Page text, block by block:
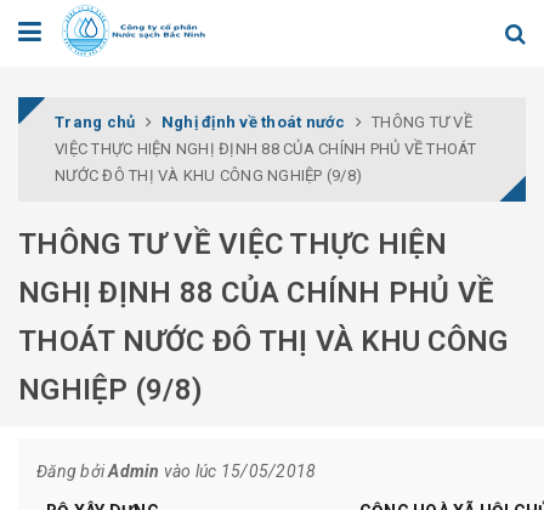
Trang chủ Nghị định về thoát nước
THÔNG TƯ VỀ
VIỆC THỰC HIỆN NGHỊ ĐỊNH 88 CỦA CHÍNH PHỦ VỀ THOÁT
NƯỚC ĐÔ THỊ VÀ KHU CÔNG NGHIỆP (9/8)
THÔNG TƯ VỀ VIỆC THỰC HIỆN
NGHỊ ĐỊNH 88 CỦA CHÍNH PHỦ VỀ
THOÁT NƯỚC ĐÔ THỊ VÀ KHU CÔNG
NGHIỆP (9/8)
Đăng bởiAdmin vào lúc 15/05/2018